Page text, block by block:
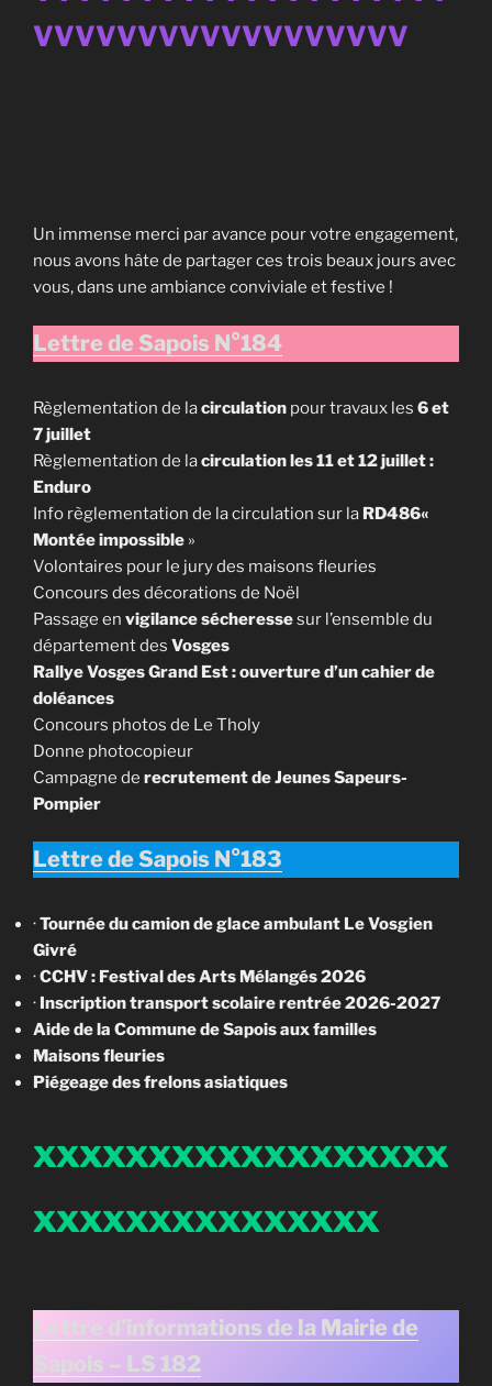
VVVVVVVVVVVVVVVVVV
Un immense merci par avance pour votre engagement,
nous avons hâte de partager ces trois beaux jours avec
vous, dans une ambiance conviviale et festive !
Lettre de Sapois N°184
Règlementation de lacirculation pour travaux les 6 et
7 juillet
Règlementation de lacirculation les 11 et 12 juillet :
Enduro
Info règlementation de la circulation sur la RD486«
Montée impossible »
Volontaires pour le jury des maisons fleuries
Concours des décorations de Noël
Passage en vigilance sécheressesur l’ensemble du
département des Vosges
Rallye Vosges Grand Est : ouverture d’un cahier de
doléances
Concours photos de Le Tholy
Donne photocopieur
Campagne de recrutement de Jeunes Sapeurs-
Pompier
Lettre de Sapois N°183
·Tournée du camion de glace ambulant Le Vosgien
Givré
·CCHV : Festival des Arts Mélangés 2026
· Inscription transport scolaire rentrée 2026-2027
Aide de la Commune de Sapois aux familles
Maisons fleuries
Piégeage des frelons asiatiques
xxxxxxxxxxxxxxxxxx
xxxxxxxxxxxxxxx
Lettre d’informations de la Mairie de
Sapois – LS 182